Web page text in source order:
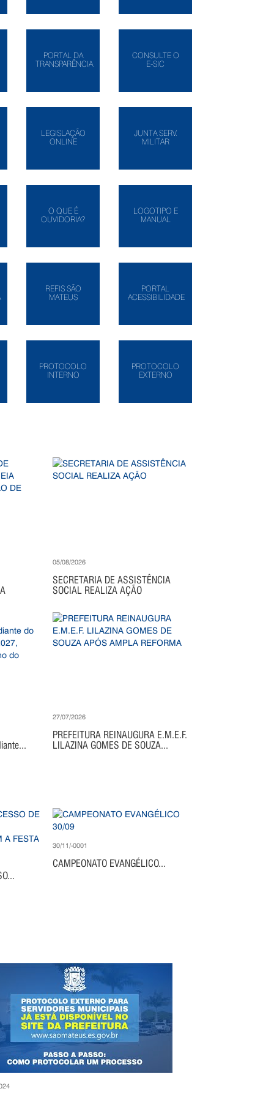
PORTAL DA
TRANSPARÊNCIA
CONSULTE O
E-SIC
LEGISLAÇÃO
ONLINE
JUNTA SERV.
MILITAR
O QUE É
OUVIDORIA?
LOGOTIPO E
MANUAL
REFIS SÃO
MATEUS
PORTAL
ACESSIBILIDADE
PROTOCOLO
INTERNO
PROTOCOLO
EXTERNO
05/08/2026
SECRETARIA DE ASSISTÊNCIA
SOCIAL REALIZA AÇÃO
27/07/2026
PREFEITURA REINAUGURA E.M.E.F.
LILAZINA GOMES DE SOUZA...
30/11/-0001
CAMPEONATO EVANGÉLICO...